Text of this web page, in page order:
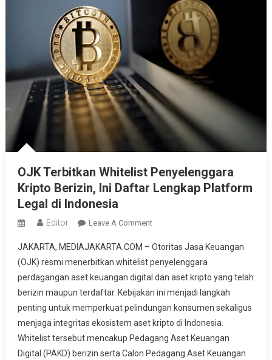
OJK Terbitkan Whitelist Penyelenggara
Kripto Berizin, Ini Daftar Lengkap Platform
Legal di Indonesia
Editor Leave A CommentOn
Terbitkan
Whitelist
Penyelenggara
Kripto
Berizin,
Ini
Daftar
Lengkap
JAKARTA, MEDIAJAKARTA.COM – Otoritas Jasa Keuangan
(OJK) resmi menerbitkan whitelist penyelenggara
perdagangan aset keuangan digital dan aset kripto yang telah
berizin maupun terdaftar. Kebijakan ini menjadi langkah
penting untuk memperkuat pelindungan konsumen sekaligus
menjaga integritas ekosistem aset kripto di Indonesia.
Whitelist tersebut mencakup Pedagang Aset Keuangan
Digital (PAKD) berizin serta Calon Pedagang Aset Keuangan